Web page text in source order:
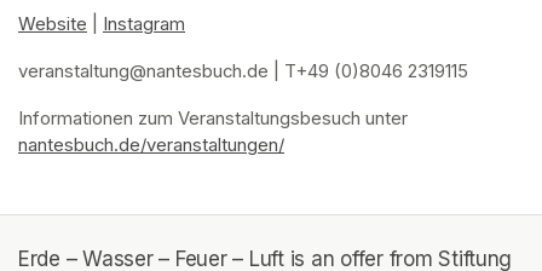
Website (opens in a new tab)
Instagram
veranstaltung@nantesbuch.de (opens in a new tab)
| T+49 (0)8046 2319115
Informationen zum Veranstaltungsbesuch (opens in a new tab)
(opens in a new tab)
(opens in a new tab)
(opens in a new tab)
nantesbuch.de/veranstaltungen/
Erde – Wasser – Feuer – Luft is an offer from Stiftung